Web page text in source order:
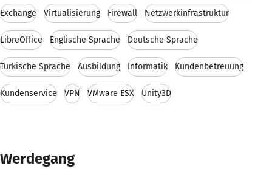
Exchange Virtualisierung Firewall Netzwerkinfrastruktur
LibreOffice Englische Sprache Deutsche Sprache
Türkische Sprache Ausbildung Informatik Kundenbetreuung
Kundenservice VPN VMware ESX Unity3D
Werdegang